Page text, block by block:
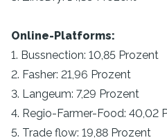
Online-Platforms:
1. Bussnection: 10,85 Prozent
2. Fasher: 21,96 Prozent
3. Langeum: 7,29 Prozent
4. Regio-Farmer-Food: 40,02
5. Trade flow: 19,88 Prozent